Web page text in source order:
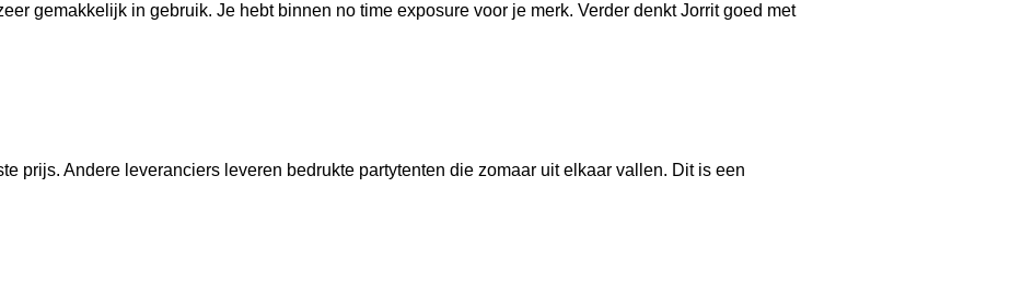
gemakkelijk in gebruik. Je hebt binnen no time exposure voor je merk. Verder denkt Jorrit goed met
prijs. Andere leveranciers leveren bedrukte partytenten die zomaar uit elkaar vallen. Dit is een